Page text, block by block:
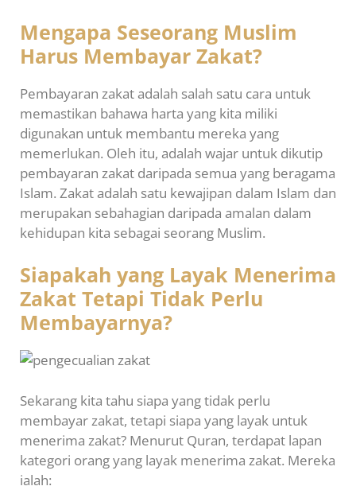
Mengapa Seseorang Muslim
Harus Membayar Zakat?
Pembayaran zakat adalah salah satu cara untuk
memastikan bahawa harta yang kita miliki
digunakan untuk membantu mereka yang
memerlukan. Oleh itu, adalah wajar untuk dikutip
pembayaran zakat daripada semua yang beragama
Islam. Zakat adalah satu kewajipan dalam Islam dan
merupakan sebahagian daripada amalan dalam
kehidupan kita sebagai seorang Muslim.
Siapakah yang Layak Menerima
Zakat Tetapi Tidak Perlu
Membayarnya?
Sekarang kita tahu siapa yang tidak perlu
membayar zakat, tetapi siapa yang layak untuk
menerima zakat? Menurut Quran, terdapat lapan
kategori orang yang layak menerima zakat. Mereka
ialah: